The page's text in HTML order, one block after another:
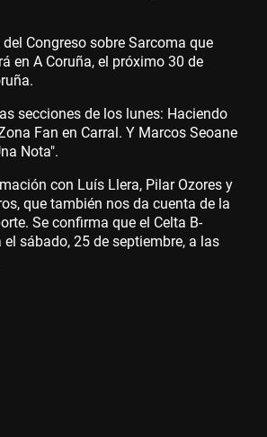
Congreso sobre Sarcoma que
en A Coruña, el próximo 30 de
secciones de los lunes: Haciendo
Fan en Carral. Y Marcos Seoane
Nota".
con Luís Llera, Pilar Ozores y
que también nos da cuenta de la
Se confirma que el Celta B-
sábado, 25 de septiembre, a las